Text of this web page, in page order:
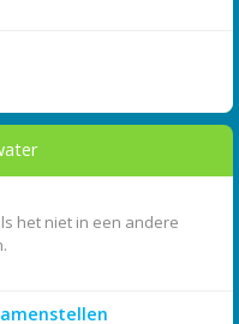
het niet in een andere